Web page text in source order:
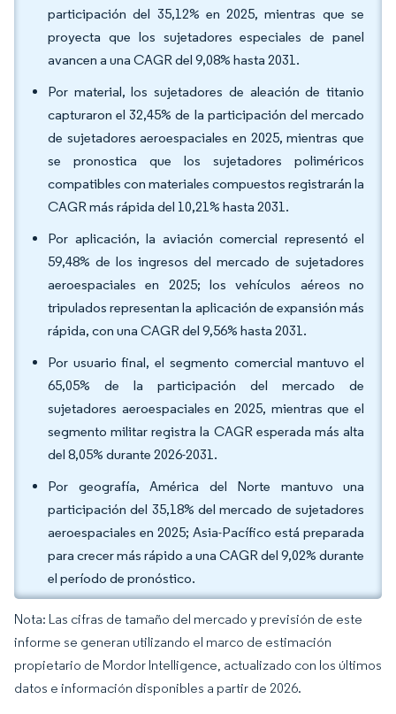
participación del 35,12% en 2025, mientras que se
proyecta que los sujetadores especiales de panel
avancen a una CAGR del 9,08% hasta 2031.
Por material, los sujetadores de aleación de titanio
capturaron el 32,45% de la participación del mercado
de sujetadores aeroespaciales en 2025, mientras que
se pronostica que los sujetadores poliméricos
compatibles con materiales compuestos registrarán la
CAGR más rápida del 10,21% hasta 2031.
Por aplicación, la aviación comercial representó el
59,48% de los ingresos del mercado de sujetadores
aeroespaciales en 2025; los vehículos aéreos no
tripulados representan la aplicación de expansión más
rápida, con una CAGR del 9,56% hasta 2031.
Por usuario final, el segmento comercial mantuvo el
65,05% de la participación del mercado de
sujetadores aeroespaciales en 2025, mientras que el
segmento militar registra la CAGR esperada más alta
del 8,05% durante 2026-2031.
Por geografía, América del Norte mantuvo una
participación del 35,18% del mercado de sujetadores
aeroespaciales en 2025; Asia-Pacífico está preparada
para crecer más rápido a una CAGR del 9,02% durante
el período de pronóstico.
Nota: Las cifras de tamaño del mercado y previsión de este
informe se generan utilizando el marco de estimación
propietario de Mordor Intelligence, actualizado con los últimos
datos e información disponibles a partir de 2026.